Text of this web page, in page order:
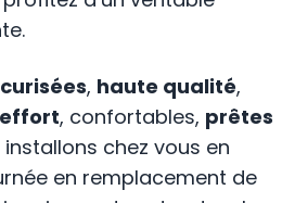
, haute qualité,
, confortables, prêtes
chez vous en
en remplacement de